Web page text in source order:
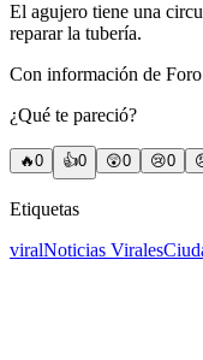
El agujero tiene una
reparar la tubería.
Con información de
¿Qué te pareció?
🔥0 👍0 😲0 😢0
Etiquetas
viralNoticias Virales